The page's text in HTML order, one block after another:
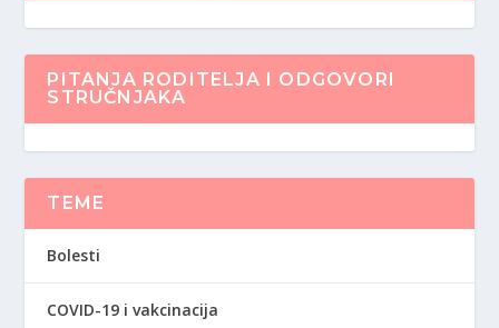
PITANJA RODITELJA I ODGOVORI
STRUČNJAKA
TEME
Bolesti
COVID-19 i vakcinacija